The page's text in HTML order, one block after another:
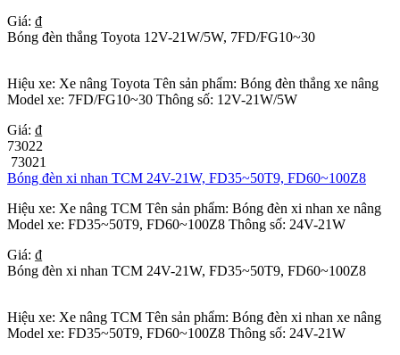
Giá: ₫
Bóng đèn thắng Toyota 12V-21W/5W, 7FD/FG10~30
Hiệu xe: Xe nâng Toyota Tên sản phẩm: Bóng đèn thắng xe nâng
Model xe: 7FD/FG10~30 Thông số: 12V-21W/5W
Giá: ₫
73022
73021
Bóng đèn xi nhan TCM 24V-21W, FD35~50T9, FD60~100Z8
Hiệu xe: Xe nâng TCM Tên sản phẩm: Bóng đèn xi nhan xe nâng
Model xe: FD35~50T9, FD60~100Z8 Thông số: 24V-21W
Giá: ₫
Bóng đèn xi nhan TCM 24V-21W, FD35~50T9, FD60~100Z8
Hiệu xe: Xe nâng TCM Tên sản phẩm: Bóng đèn xi nhan xe nâng
Model xe: FD35~50T9, FD60~100Z8 Thông số: 24V-21W